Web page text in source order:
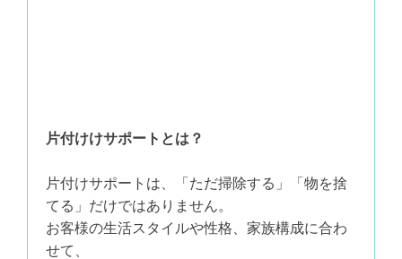
片付けけサポートとは？
片付けサポートは、「ただ掃除する」「物を捨
てる」だけではありません。
お客様の生活スタイルや性格、家族構成に合わ
せて、